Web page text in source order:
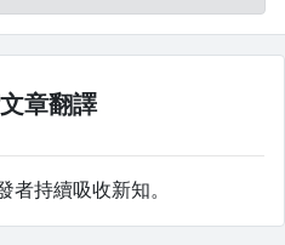
章翻譯
持續吸收新知。